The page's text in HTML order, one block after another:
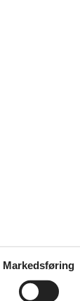
/ Loggia
Markedsføring